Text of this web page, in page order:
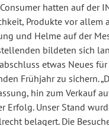
hatten auf der
Produkte vor allem
und Helme auf der
bildeten sich
etwas Neues
Frühjahr zu sichern.
hin zum Verkauf
Erfolg. Unser Stand
belagert. Die